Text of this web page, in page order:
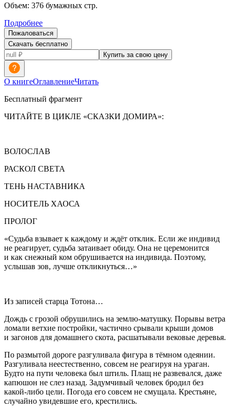
Объем: 376 бумажных стр.
Подробнее
Пожаловаться
Скачать бесплатно
Купить за свою цену
О книгеОглавлениеЧитать
Бесплатный фрагмент
ЧИТАЙТЕ В ЦИКЛЕ «СКАЗКИ ДОМИРА»:
ВОЛОСЛАВ
РАСКОЛ СВЕТА
ТЕНЬ НАСТАВНИКА
НОСИТЕЛЬ ХАОСА
ПРОЛОГ
«Судьба взывает к каждому и ждёт отклик. Если же индивид
не реагирует, судьба затаивает обиду. Она не церемонится
и как снежный ком обрушивается на индивида. Поэтому,
услышав зов, лучше откликнуться…»
Из записей старца Тотона…
Дождь с грозой обрушились на землю-матушку. Порывы ветра
ломали ветхие постройки, частично срывали крыши домов
и загонов для домашнего скота, расшатывали вековые деревья.
По размытой дороге разгуливала фигура в тёмном одеянии.
Разгуливала неестественно, совсем не реагируя на ураган.
Будто на пути человека был штиль. Плащ не развевался, даже
капюшон не слез назад. Задумчивый человек бродил без
какой-либо цели. Погода его совсем не смущала. Крестьяне,
случайно увидевшие его, крестились.